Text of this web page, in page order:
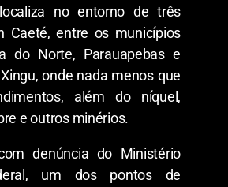
no entorno de três
Caeté, entre os municípios
do Norte, Parauapebas e
onde nada menos que
além do níquel,
e outros minérios.
denúncia do Ministério
um dos pontos de